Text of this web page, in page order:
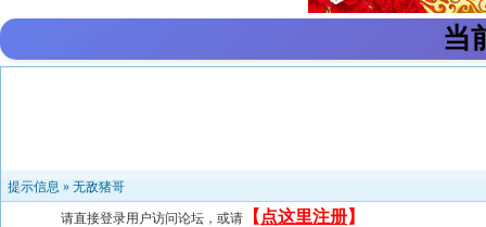
当
提示信息 » 无敌猪哥
请直接登录用户访问论坛，或请 【 点这里注册】